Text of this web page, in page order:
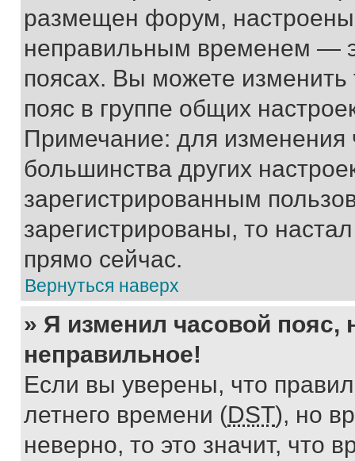
размещен форум, настроены
неправильным временем —
поясах. Вы можете изменить
пояс в группе общих
Примечание: для изменения
большинства других
зарегистрированным
зарегистрированы, то
прямо сейчас.
Вернуться наверх
» Я изменил часовой пояс,
неправильное!
Если вы уверены, что
летнего времени (DST), но
неверно, то это значит, что